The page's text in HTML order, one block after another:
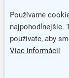
Používame
najpohodlnejšie.
používate, aby
Viac informácií
barva:
nazev